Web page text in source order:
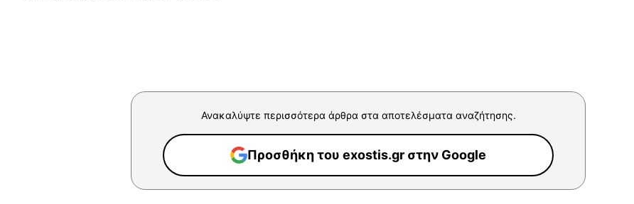
Ανακαλύψτε περισσότερα άρθρα στα αποτελέσματα αναζήτησης.
Προσθήκη του exostis.gr στην Google